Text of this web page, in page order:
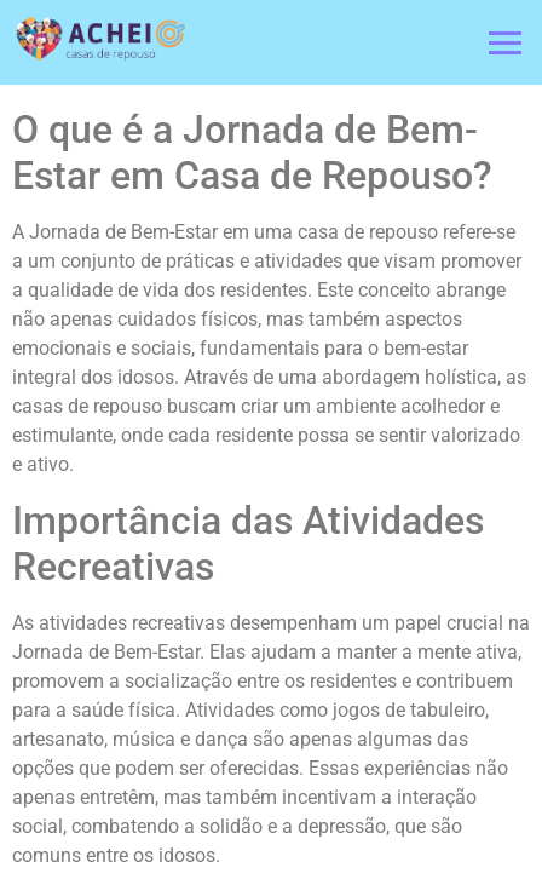
O que é a Jornada de Bem-
Estar em Casa de Repouso?
A Jornada de Bem-Estar em uma casa de repouso refere-se
a um conjunto de práticas e atividades que visam promover
a qualidade de vida dos residentes. Este conceito abrange
não apenas cuidados físicos, mas também aspectos
emocionais e sociais, fundamentais para o bem-estar
integral dos idosos. Através de uma abordagem holística, as
casas de repouso buscam criar um ambiente acolhedor e
estimulante, onde cada residente possa se sentir valorizado
e ativo.
Importância das Atividades
Recreativas
As atividades recreativas desempenham um papel crucial na
Jornada de Bem-Estar. Elas ajudam a manter a mente ativa,
promovem a socialização entre os residentes e contribuem
para a saúde física. Atividades como jogos de tabuleiro,
artesanato, música e dança são apenas algumas das
opções que podem ser oferecidas. Essas experiências não
apenas entretêm, mas também incentivam a interação
social, combatendo a solidão e a depressão, que são
comuns entre os idosos.